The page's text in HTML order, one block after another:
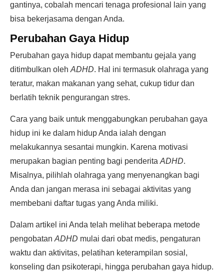
gantinya, cobalah mencari tenaga profesional lain yang
bisa bekerjasama dengan Anda.
Perubahan Gaya Hidup
Perubahan gaya hidup dapat membantu gejala yang
ditimbulkan oleh ADHD. Hal ini termasuk olahraga yang
teratur, makan makanan yang sehat, cukup tidur dan
berlatih teknik pengurangan stres.
Cara yang baik untuk menggabungkan perubahan gaya
hidup ini ke dalam hidup Anda ialah dengan
melakukannya sesantai mungkin. Karena motivasi
merupakan bagian penting bagi penderita ADHD.
Misalnya, pilihlah olahraga yang menyenangkan bagi
Anda dan jangan merasa ini sebagai aktivitas yang
membebani daftar tugas yang Anda miliki.
Dalam artikel ini Anda telah melihat beberapa metode
pengobatan ADHD mulai dari obat medis, pengaturan
waktu dan aktivitas, pelatihan keterampilan sosial,
konseling dan psikoterapi, hingga perubahan gaya hidup.